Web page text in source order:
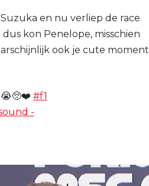
en nu verliep de race
dus kon Penelope, misschien
ook je cute moment
😭🥺❤️ #f1
-